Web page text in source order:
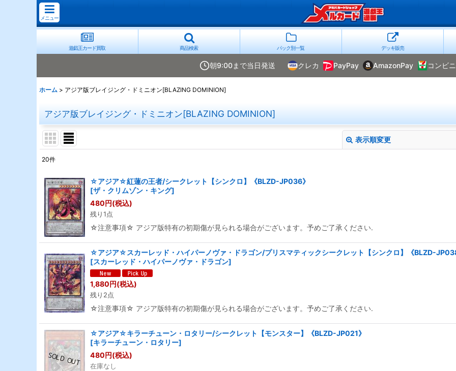
メニュー
遊戯王カード買取 商品検索 パック別一覧 デッキ販売
朝9:00まで当日発送 クレカ PayPay AmazonPay コンビニ
ホーム > アジア版ブレイジング・ドミニオン[BLAZING DOMINION]
アジア版ブレイジング・ドミニオン[BLAZING DOMINION]
表示順変更
並び順:
絞り込む
20件
☆アジア☆紅蓮の王者/シークレット【シンクロ】《BLZD-JP036》
[ザ・クリムゾン・キング]
480 円(税込)
残り1点
☆注意事項☆ アジア版特有の初期傷が見られる場合がございます。予めご了承ください.
☆アジア☆スカーレッド・ハイパーノヴァ・ドラゴン/プリスマティックシークレット【シンクロ】《BLZD-
[スカーレッド・ハイパーノヴァ・ドラゴン]
1,880円(税込)
残り2点
☆注意事項☆ アジア版特有の初期傷が見られる場合がございます。予めご了承ください.
☆アジア☆キラーチューン・ロタリー/シークレット【モンスター】《BLZD-JP021》
[キラーチューン・ロタリー]
480円(税込)
在庫なし